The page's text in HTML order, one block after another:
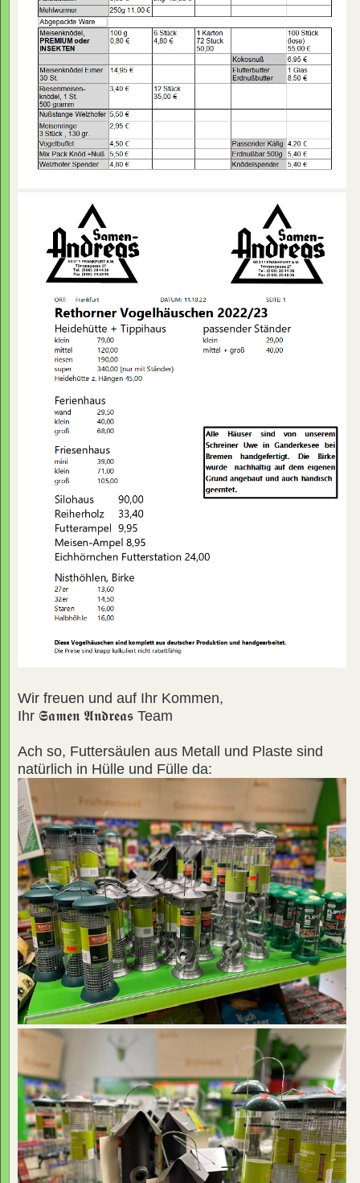
Wir freuen und auf Ihr Kommen,
Ihr 𝕾𝖆𝖒𝖊𝖓 𝕬𝖓𝖉𝖗𝖊𝖆𝖘 Team
Ach so, Futtersäulen aus Metall und Plaste sind
natürlich in Hülle und Fülle da: